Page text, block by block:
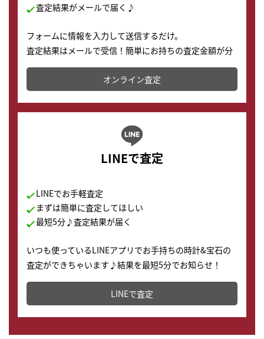
査定結果がメールで届く♪
フォームに情報を入力して送信するだけ。
査定結果はメールで受信！簡単にお持ちの査定金額が分
かります。
オンライン査定
LINEで査定
LINEでお手軽査定
まずは簡単に査定してほしい
最短5分♪査定結果が届く
いつも使っているLINEアプリでお手持ちの時計&宝石の
査定ができちゃいます♪結果を最短5分でお知らせ！
どこからでもすぐに査定金額を知ることが出来ます。
LINEで査定